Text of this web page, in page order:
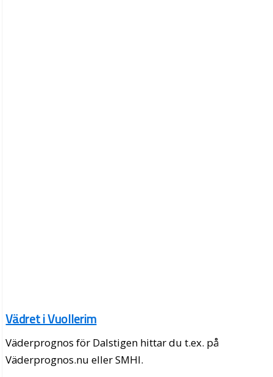
Vädret i Vuollerim
Väderprognos för Dalstigen hittar du t.ex. på
Väderprognos.nu eller SMHI.